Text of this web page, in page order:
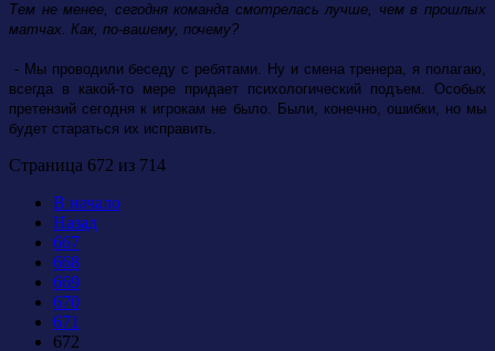
Тем не менее, сегодня команда смотрелась лучше, чем в прошлых
матчах. Как, по-вашему, почему?
- Мы проводили беседу с ребятами. Ну и смена тренера, я полагаю,
всегда в какой-то мере придает психологический подъем. Особых
претензий сегодня к игрокам не было. Были, конечно, ошибки, но мы
будет стараться их исправить.
Страница 672 из 714
В начало
Назад
667
668
669
670
671
672